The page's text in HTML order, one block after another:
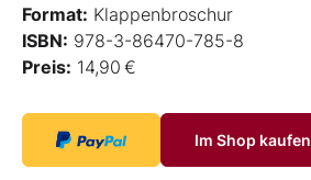
Format: Klappenbroschur
ISBN: 978-3-86470-785-8
Preis: 14,90 €
Im Shop kaufen